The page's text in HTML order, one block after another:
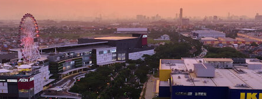
Depan
Berkelanjutan